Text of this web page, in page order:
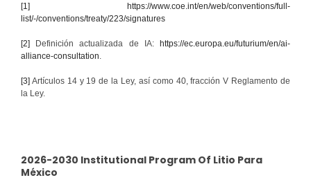
[1]
https://www.coe.int/en/web/conventions/full-
list/-/conventions/treaty/223/signatures
[2] Definición actualizada de IA: https://ec.europa.eu/futurium/en/ai-
alliance-consultation
[3] Artículos 14 y 19 de la Ley, así como 40, fracción V Reglamento de
la Ley.
2026-2030 Institutional Program Of Litio Para
México